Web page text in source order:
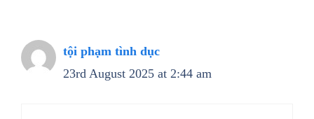
tội phạm tình dục
23rd August 2025 at 2:44 am